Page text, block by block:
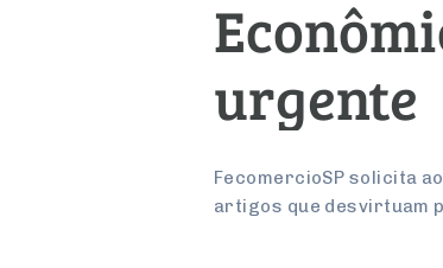
urgente
FecomercioSP solicita
artigos que desvirtuam